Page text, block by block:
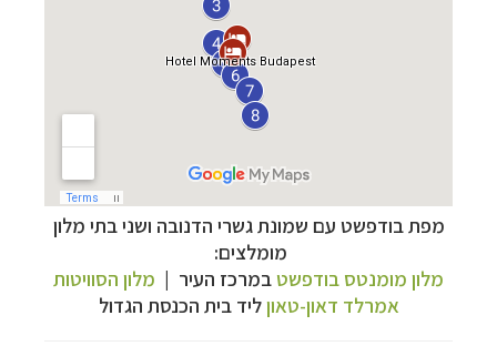
מפת בודפשט עם שמונת גשרי הדנובה ושני בתי מלון
מומלצים:
מלון מומנטס בודפשטבמרכז העיר | מלון הסוויטות
אמרלד דאון-טאוןליד בית הכנסת הגדול
לחצו לרשימת היעדים »
תכנון טיולים לצפון אמריקהלחצו לרשימת היעדים »
קרוזים והפלגות נופשלחצו לרשימת היעדים »